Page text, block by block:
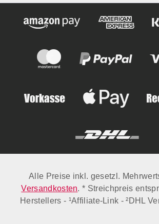
Alle Preise inkl. gesetzl.
Versandkosten. * Streichpreis
Herstellers - ¹Affiliate-Link - ²DHL